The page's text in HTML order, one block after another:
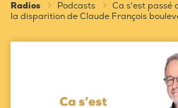
Radios Podcasts Ca s'est passé
la disparition de Claude François